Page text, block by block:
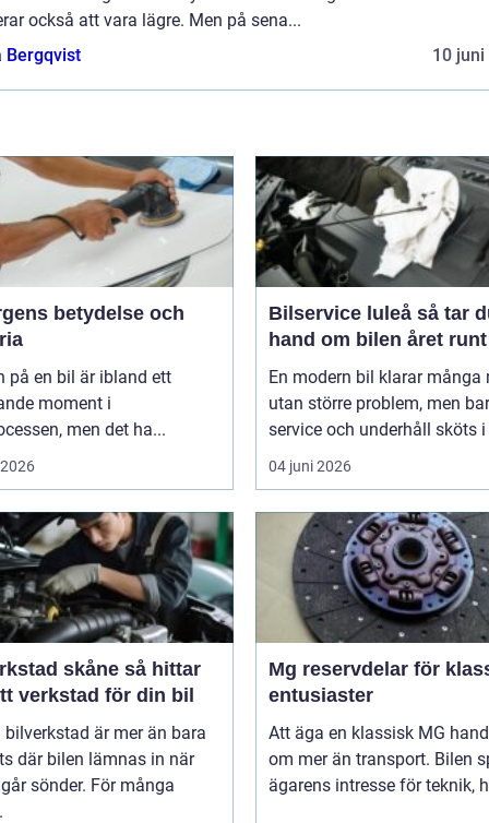
också att vara lägre. Men på sena...
Bergqvist
10 juni
betydelse och
på en bil är ibland ett
moment i
men det ha...
Bilservice luleå så tar du
hand om bilen året runt
En modern bil klarar många
utan större problem, men
service och underhåll sköts i
04 juni 2026
skåne så hittar
verkstad för din bil
bilverkstad är mer än bara
där bilen lämnas in när
sönder. För många
Mg reservdelar för
entusiaster
Att äga en klassisk MG
om mer än transport. Bilen
ägarens intresse för teknik,